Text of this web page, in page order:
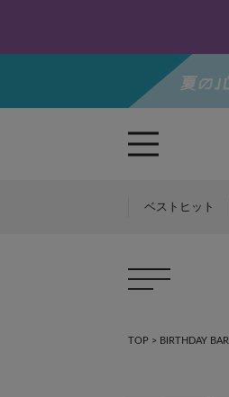
ベストヒット
TOP > BIRTHDAY BAR